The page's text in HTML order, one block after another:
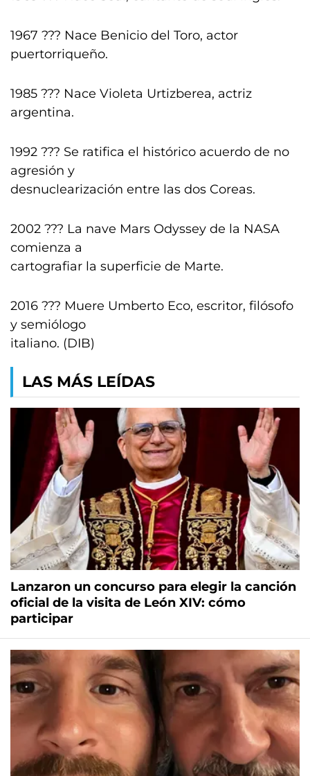
1967 ??? Nace Benicio del Toro, actor
puertorriqueño.
1985 ??? Nace Violeta Urtizberea, actriz
argentina.
1992 ??? Se ratifica el histórico acuerdo de no
agresión y
desnuclearización entre las dos Coreas.
2002 ??? La nave Mars Odyssey de la NASA
comienza a
cartografiar la superficie de Marte.
2016 ??? Muere Umberto Eco, escritor, filósofo
y semiólogo
italiano. (DIB)
LAS MÁS LEÍDAS
Lanzaron un concurso para elegir la canción
oficial de la visita de León XIV: cómo
participar